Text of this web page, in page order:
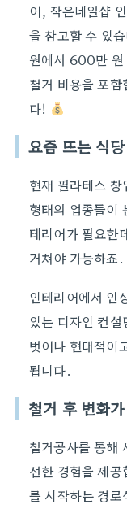
어, 작은네일샵
을 참고할 수 있
원에서 600만 원
철거 비용을 포
다!
요즘 뜨는 식
현재 필라테스
형태의 업종들이
테리어가 필요한
거쳐야 가능하죠.
인테리어에서 인
있는 디자인 컨
벗어나 현대적이
됩니다.
철거 후 변화
철거공사를 통해
선한 경험을 제
를 시작하는 경